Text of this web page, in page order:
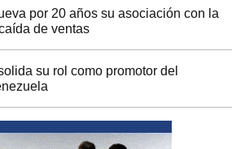
por 20 años su asociación con la
de ventas
su rol como promotor del